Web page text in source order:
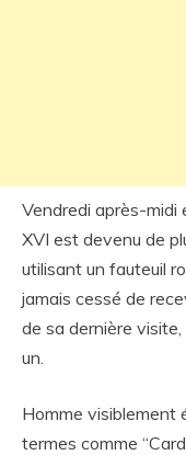
Vendredi après-midi
XVI est devenu de
utilisant un fauteuil
jamais cessé de
de sa dernière
un.
Homme visiblement
termes comme